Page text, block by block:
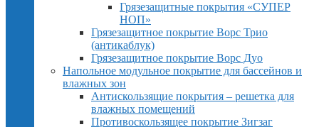
Грязезащитные покрытия «СУПЕР
НОП»
Грязезащитное покрытие Ворс Трио
(антикаблук)
Грязезащитное покрытие Ворс Дуо
Напольное модульное покрытие для бассейнов и
влажных зон
Антискользящие покрытия – решетка для
влажных помещений
Противоскользящее покрытие Зигзаг